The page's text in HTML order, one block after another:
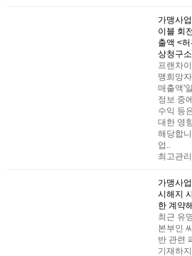
가맹사
이블 회
출액 <
상청구
프랜차
맹희망
매출액'​
정보 중
수익 등
대한 영
해당합
업..
최고관
가맹사
시해지
한 계약
최근 유
본부인
반 관련
기재하